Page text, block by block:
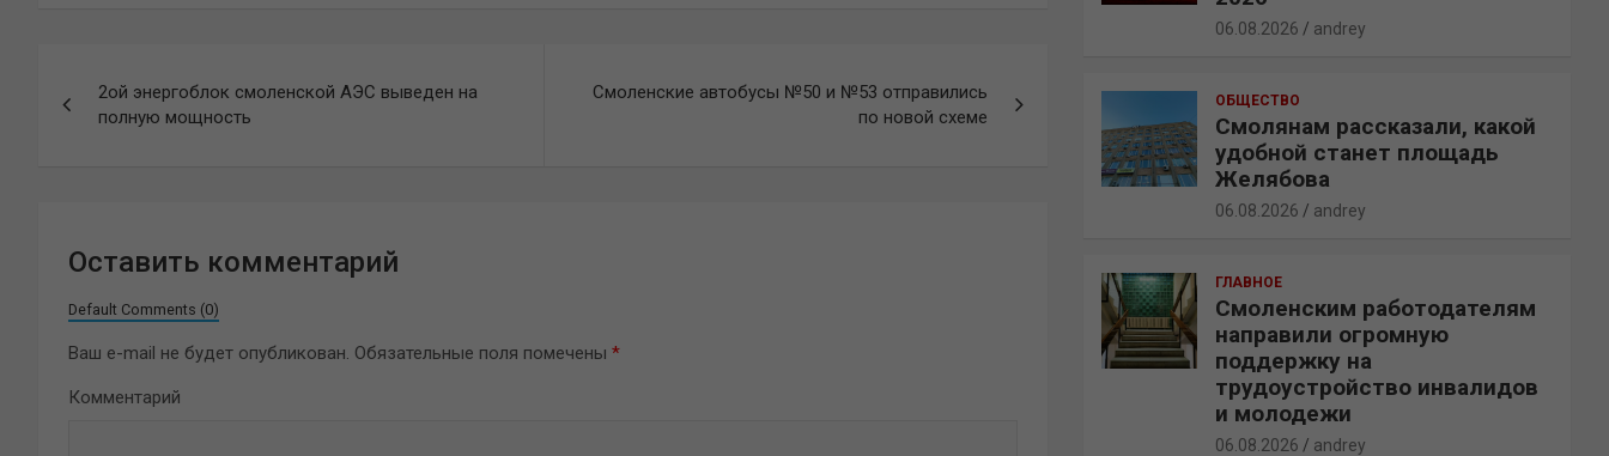
по
2ой энергоблок смоленской АЭС выведен на
полную мощность
Смоленские автобусы №50 и №53 отправились
по новой схеме
Оставить комментарий
Default Comments (0)
Ваш e-mail не будет опубликован. Обязательные поля помечены *
Комментарий
06.08.2026 andrey
ОБЩЕСТВО
Смолянам рассказали, какой
удобной станет площадь
Желябова
06.08.2026 andrey
ГЛАВНОЕ
Смоленским работодателям
направили огромную
поддержку на
трудоустройство инвалидов
и молодежи
06.08.2026 andrey